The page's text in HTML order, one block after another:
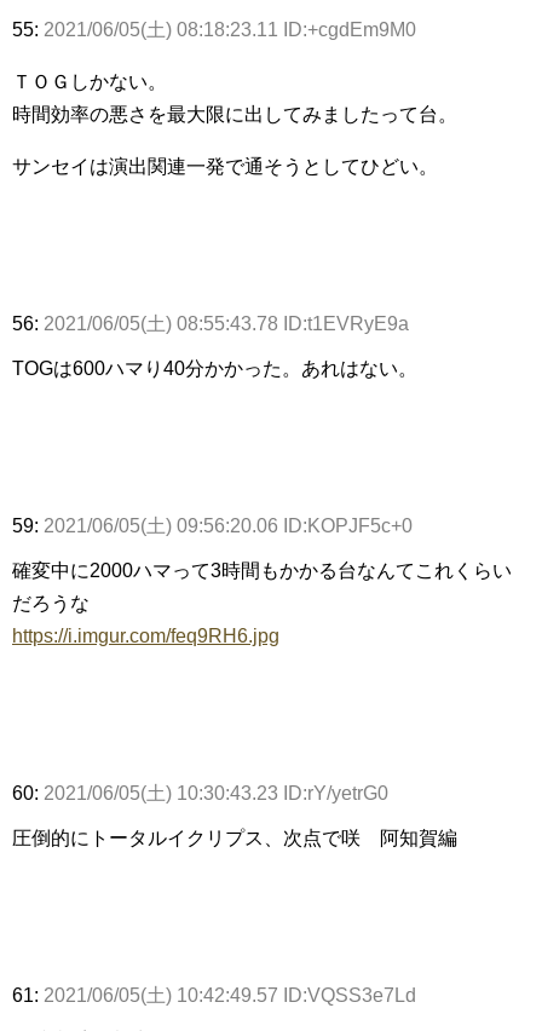
55: 2021/06/05(土) 08:18:23.11 ID:+cgdEm9M0
ＴＯＧしかない。
時間効率の悪さを最大限に出してみましたって台。
サンセイは演出関連一発で通そうとしてひどい。
56: 2021/06/05(土) 08:55:43.78 ID:t1EVRyE9a
TOGは600ハマり40分かかった。あれはない。
59: 2021/06/05(土) 09:56:20.06 ID:KOPJF5c+0
確変中に2000ハマって3時間もかかる台なんてこれくらい
だろうな
https://i.imgur.com/feq9RH6.jpg
60: 2021/06/05(土) 10:30:43.23 ID:rY/yetrG0
圧倒的にトータルイクリプス、次点で咲 阿知賀編
61: 2021/06/05(土) 10:42:49.57 ID:VQSS3e7Ld